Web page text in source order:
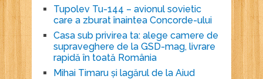
Tupolev Tu-144 – avionul sovietic
care a zburat înaintea Concorde-ului
Casa sub privirea ta: alege camere de
supraveghere de la GSD-mag, livrare
rapidă în toată România
Mihai Timaru și lagărul de la Aiud